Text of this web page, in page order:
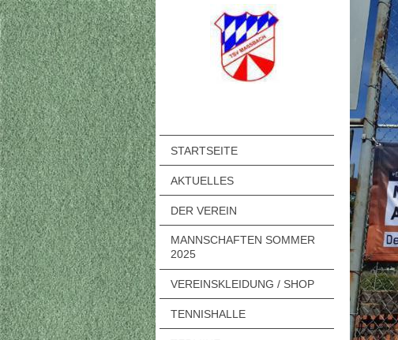
STARTSEITE
AKTUELLES
DER VEREIN
MANNSCHAFTEN SOMMER
2025
VEREINSKLEIDUNG / SHOP
TENNISHALLE